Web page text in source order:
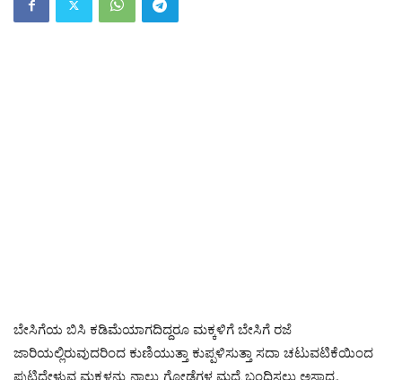
ಬೇಸಿಗೆಯ ಬಿಸಿ ಕಡಿಮೆಯಾಗದಿದ್ದರೂ ಮಕ್ಕಳಿಗೆ ಬೇಸಿಗೆ ರಜೆ
ಜಾರಿಯಲ್ಲಿರುವುದರಿಂದ ಕುಣಿಯುತ್ತಾ ಕುಪ್ಪಳಿಸುತ್ತಾ ಸದಾ ಚಟುವಟಿಕೆಯಿಂದ
ಪುಟಿದೇಳುವ ಮಕ್ಕಳನ್ನು ನಾಲ್ಕು ಗೋಡೆಗಳ ಮಧ್ಯೆ ಬಂಧಿಸಲು ಅಸಾಧ್ಯ.